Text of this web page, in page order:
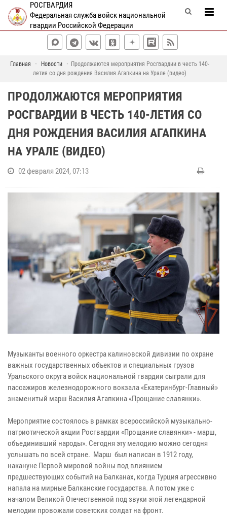
РОСГВАРДИЯ
Федеральная служба войск национальной
гвардии Российской Федерации
Главная Новости
Продолжаются мероприятия Росгвардии в честь 140-
летия со дня рождения Василия Агапкина на Урале (видео)
ПРОДОЛЖАЮТСЯ МЕРОПРИЯТИЯ
РОСГВАРДИИ В ЧЕСТЬ 140-ЛЕТИЯ СО
ДНЯ РОЖДЕНИЯ ВАСИЛИЯ АГАПКИНА
НА УРАЛЕ (ВИДЕО)
02 февраля 2024, 07:13
Музыканты военного оркестра калиновской дивизии по охране
важных государственных объектов и специальных грузов
Уральского округа войск национальной гвардии сыграли для
пассажиров железнодорожного вокзала «Екатеринбург-Главный»
знаменитый марш Василия Агапкина «Прощание славянки».
Мероприятие состоялось в рамках всероссийской музыкально-
патриотической акции Росгвардии «Прощание славянки» - марш,
объединивший народы». Сегодня эту мелодию можно сегодня
услышать по всей стране. Марш был написан в 1912 году,
накануне Первой мировой войны под влиянием
предшествующих событий на Балканах, когда Турция агрессивно
напала на мирные Балканские государства. А потом уже с
началом Великой Отечественной под звуки этой легендарной
мелодии провожали советских солдат на фронт.